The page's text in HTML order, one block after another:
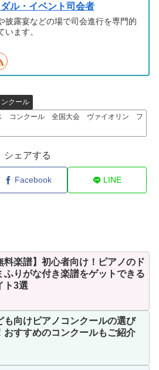
ル・イベント司会者
披露宴などの場で司会進行を専門的
います。
クール
コンクール 全国大会 ヴァイオリン フ
シェアする
Facebook LINE
料楽譜】初心者向け！ピアノのド
ふりがな付き楽譜をゲットできる
ト3選
も向けピアノコンクールの選び
おすすめのコンクールもご紹介